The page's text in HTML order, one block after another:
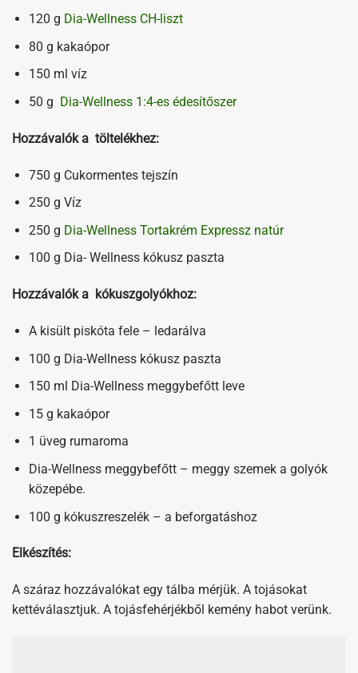
120 g Dia-Wellness CH-liszt
80 g kakaópor
150 ml víz
50 g Dia-Wellness 1:4-es édesítőszer
Hozzávalók a töltelékhez:
750 g Cukormentes tejszín
250 g Víz
250 g Dia-Wellness Tortakrém Expressz natúr
100 g Dia- Wellness kókusz paszta
Hozzávalók a kókuszgolyókhoz:
A kisült piskóta fele – ledarálva
100 g Dia-Wellness kókusz paszta
150 ml Dia-Wellness meggybefőtt leve
15 g kakaópor
1 üveg rumaroma
Dia-Wellness meggybefőtt – meggy szemek a golyók
közepébe.
100 g kókuszreszelék – a beforgatáshoz
Elkészítés:
A száraz hozzávalókat egy tálba mérjük. A tojásokat
kettéválasztjuk. A tojásfehérjékből kemény habot verünk.